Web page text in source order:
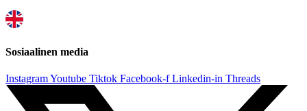
Sosiaalinen media
InstagramYoutube Tiktok Facebook-f Linkedin-in Threads